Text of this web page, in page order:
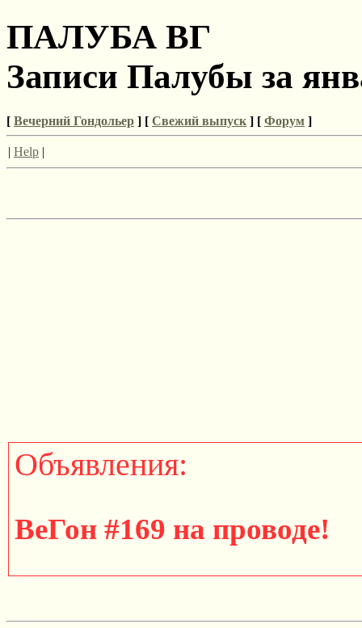
ПАЛУБА ВГ
Записи Палубы за
[ Вечерний Гондольер ] [ Свежий выпуск ] [ Форум ]
| Help |
Объявления:
ВеГон #169 на проводе!